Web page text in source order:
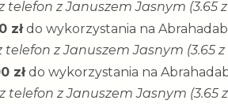
telefon z Januszem Jasnym (3.65
złdo wykorzystania na
telefon z Januszem Jasnym (3.65
złdo wykorzystania na
telefon z Januszem Jasnym (3.65